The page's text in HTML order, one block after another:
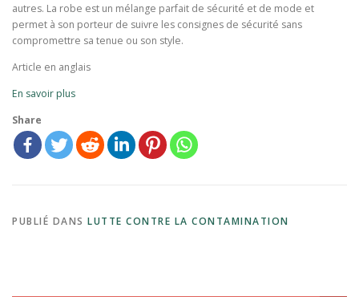
autres. La robe est un mélange parfait de sécurité et de mode et
permet à son porteur de suivre les consignes de sécurité sans
compromettre sa tenue ou son style.
Article en anglais
En savoir plus
Share
PUBLIÉ DANS LUTTE CONTRE LA CONTAMINATION